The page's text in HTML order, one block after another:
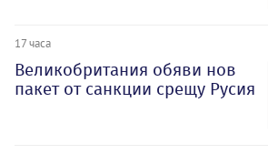
17 часа
Великобритания обяви нов
пакет от санкции срещу Русия